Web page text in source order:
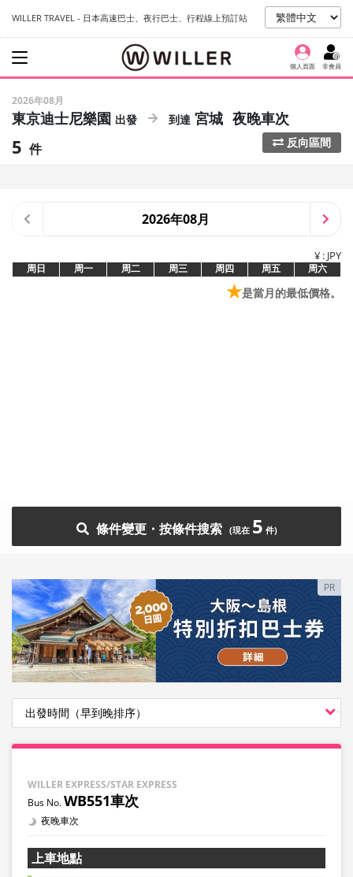
WILLER TRAVEL - 日本高速巴士、夜行巴士、行程線上預訂站
個人頁面 非會員
2026年08月
東京迪士尼樂園 宮城 夜晚車次
5 件 反向區間
2026年08月
¥ : JPY
周日 周一 周二 周三 周四 周五 周六
★是當月的最低價格。
條件變更・按條件搜索 5
PR
WILLER EXPRESS/STAR EXPRESS
WB551車次
夜晚車次
上車地點